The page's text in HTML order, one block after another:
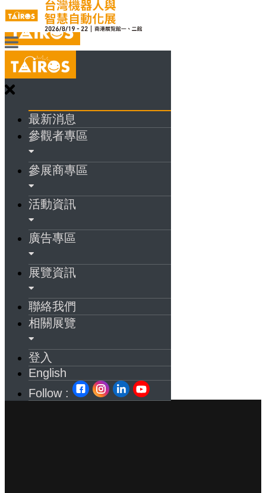
最新消息
參觀者專區
參展商專區
活動資訊
廣告專區
展覽資訊
聯絡我們
相關展覽
登入
English
Follow :